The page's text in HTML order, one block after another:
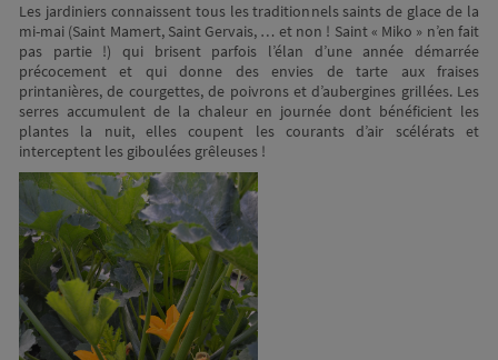
Les jardiniers connaissent tous les traditionnels saints de glace de la
mi-mai (Saint Mamert, Saint Gervais, … et non ! Saint « Miko » n’en fait
pas partie !) qui brisent parfois l’élan d’une année démarrée
précocement et qui donne des envies de tarte aux fraises
printanières, de courgettes, de poivrons et d’aubergines grillées. Les
serres accumulent de la chaleur en journée dont bénéficient les
plantes la nuit, elles coupent les courants d’air scélérats et
interceptent les giboulées grêleuses !